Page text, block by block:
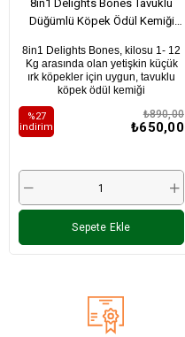
8in1 Delights Bones Tavuklu
Düğümlü Köpek Ödül Kemiği
8in1 Delights Bones, kilosu 1- 12
Kg arasında olan yetişkin küçük
ırk köpekler için uygun, tavuklu
köpek ödül kemiği
₺650,00
₺890,00
%27
i̇ndirim
Sepete Ekle